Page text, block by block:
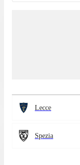
Lecce
Spezia